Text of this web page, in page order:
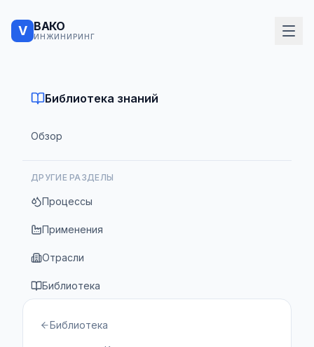
V ВАКО
ИНЖИНИРИНГ
Библиотека знаний
Обзор
ДРУГИЕ РАЗДЕЛЫ
Процессы
Применения
Отрасли
Библиотека
Библиотека